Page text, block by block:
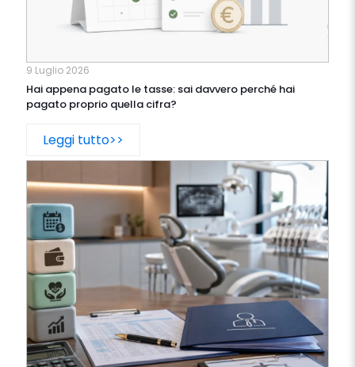
9 Luglio 2026
Hai appena pagato le tasse: sai davvero perché hai
pagato proprio quella cifra?
Leggi tutto>>